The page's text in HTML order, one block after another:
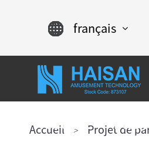
français
Chinese
ACCUEIL
DE
Accueil Projet de